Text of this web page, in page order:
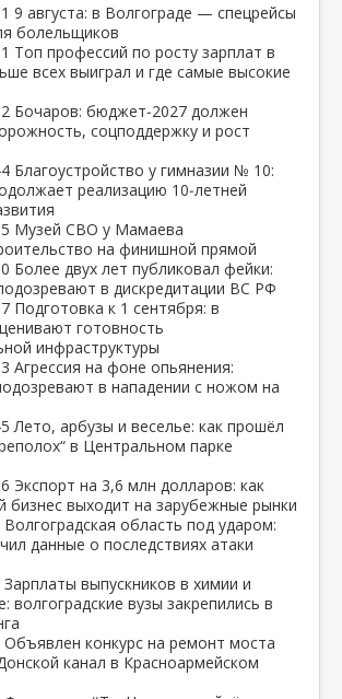
9 августа: в Волгограде — спецрейсы
болельщиков
Топ профессий по росту зарплат в
всех выиграл и где самые высокие
Бочаров: бюджет‑2027 должен
соцподдержку и рост
Благоустройство у гимназии № 10:
реализацию 10‑летней
Музей СВО у Мамаева
на финишной прямой
Более двух лет публиковал фейки:
в дискредитации ВС РФ
Подготовка к 1 сентября: в
готовность
инфраструктуры
Агрессия на фоне опьянения:
в нападении с ножом на
Лето, арбузы и веселье: как прошёл
в Центральном парке
Экспорт на 3,6 млн долларов: как
бизнес выходит на зарубежные рынки
Волгоградская область под ударом:
данные о последствиях атаки
Зарплаты выпускников в химии и
волгоградские вузы закрепились в
Объявлен конкурс на ремонт моста
канал в Красноармейском